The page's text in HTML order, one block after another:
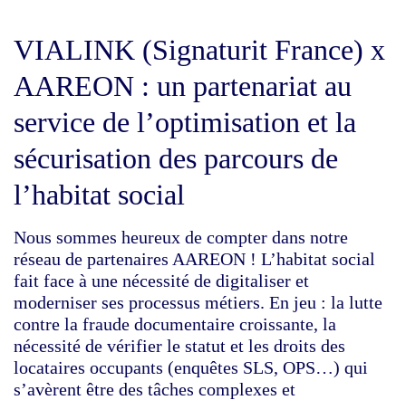
VIALINK (Signaturit France) x
AAREON : un partenariat au
service de l’optimisation et la
sécurisation des parcours de
l’habitat social
Nous sommes heureux de compter dans notre
réseau de partenaires AAREON ! L’habitat social
fait face à une nécessité de digitaliser et
moderniser ses processus métiers. En jeu : la lutte
contre la fraude documentaire croissante, la
nécessité de vérifier le statut et les droits des
locataires occupants (enquêtes SLS, OPS…) qui
s’avèrent être des tâches complexes et